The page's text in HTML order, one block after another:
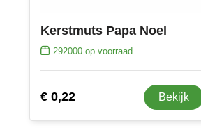
Kerstmuts Papa Noel
292000op voorraad
€ 0,22 Bekijk